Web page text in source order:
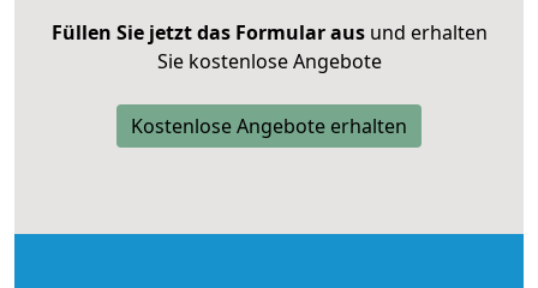
Füllen Sie jetzt das Formular ausund erhalten
Sie kostenlose Angebote
Kostenlose Angebote erhalten